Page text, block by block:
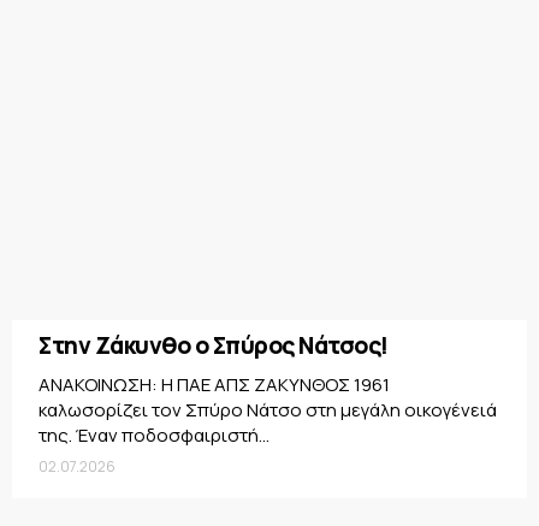
Στην Ζάκυνθο ο Σπύρος Νάτσος!
ΑΝΑΚΟΙΝΩΣΗ: Η ΠΑΕ ΑΠΣ ΖΑΚΥΝΘΟΣ 1961
καλωσορίζει τον Σπύρο Νάτσο στη μεγάλη οικογένειά
της. Έναν ποδοσφαιριστή...
02.07.2026